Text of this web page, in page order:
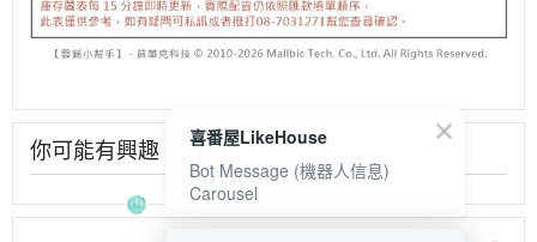
你可能有興趣
喜番屋LikeHouse
Bot Message (機器人信息)
Carousel